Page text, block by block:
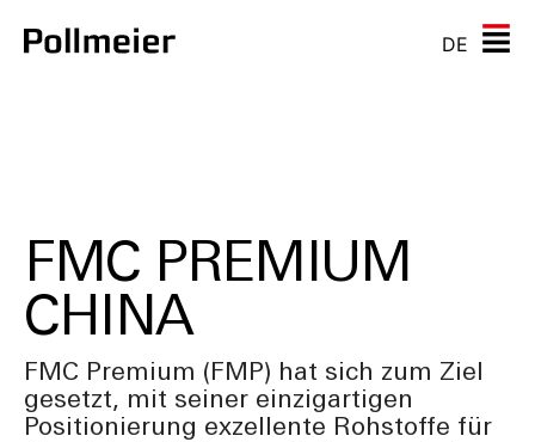
DE
FMC PREMIUM
CHINA
FMC Premium (FMP) hat sich zum Ziel
gesetzt, mit seiner einzigartigen
Positionierung exzellente Rohstoffe für